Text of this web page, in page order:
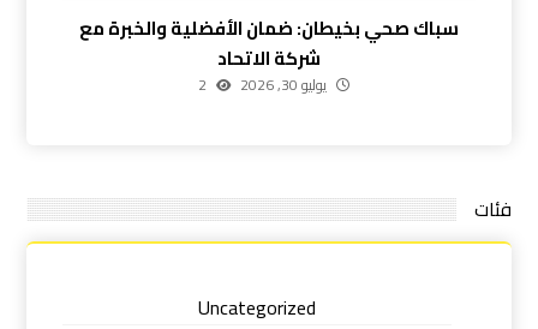
سباك صحي بخيطان: ضمان الأفضلية والخبرة مع
شركة الاتحاد
يوليو 30, 2026 2
فئات
Uncategorized